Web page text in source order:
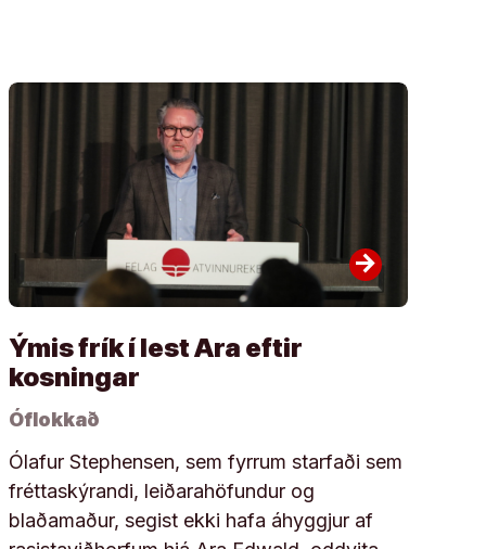
arrow_forward
Ýmis frík í lest Ara eftir
kosningar
Óflokkað
Ólafur Stephensen, sem fyrrum starfaði sem
fréttaskýrandi, leiðarahöfundur og
blaðamaður, segist ekki hafa áhyggjur af